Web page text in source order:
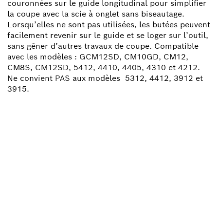
couronnées sur le guide longitudinal pour simplifier
la coupe avec la scie à onglet sans biseautage.
Lorsqu’elles ne sont pas utilisées, les butées peuvent
facilement revenir sur le guide et se loger sur l’outil,
sans gêner d’autres travaux de coupe. Compatible
avec les modèles : GCM12SD, CM10GD, CM12,
CM8S, CM12SD, 5412, 4410, 4405, 4310 et 4212.
Ne convient PAS aux modèles 5312, 4412, 3912 et
3915.